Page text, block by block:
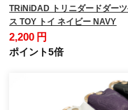
TRiNiDAD トリニダードダー
ス TOY トイ ネイビー NAVY
2,200 円
ポイント5倍